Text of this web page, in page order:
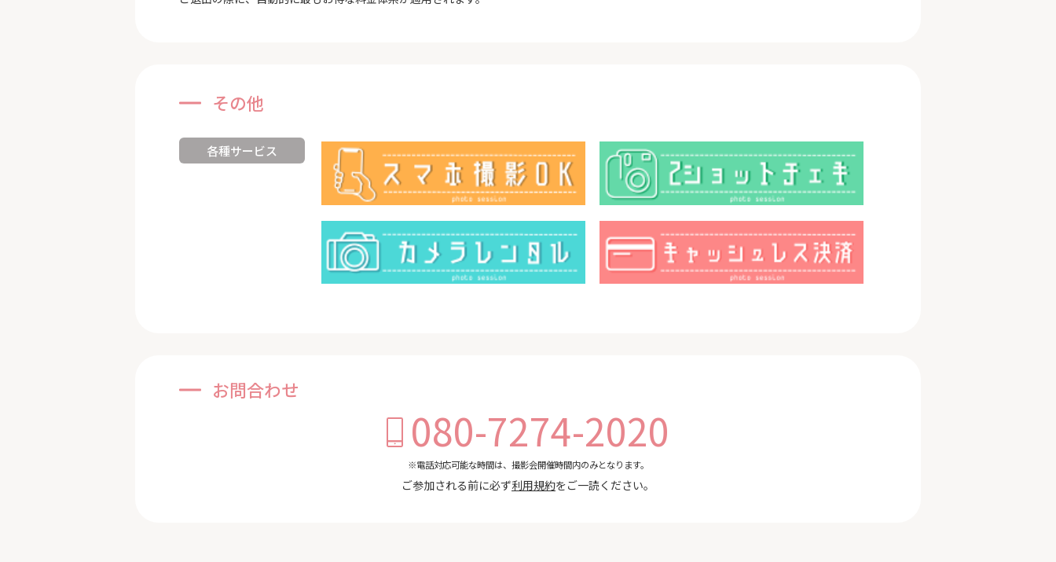
その他
各種サービス
お問合わせ
080-7274-2020
※電話対応可能な時間は、撮影会開催時間内のみとなります。
ご参加される前に必ず利用規約をご一読ください。